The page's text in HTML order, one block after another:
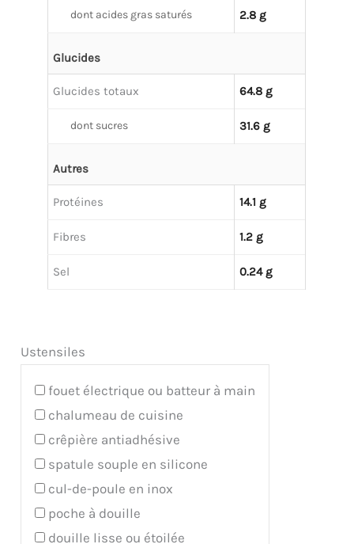
dont acides gras saturés 2.8 g
Glucides
Glucides totaux 64.8 g
dont sucres 31.6 g
Autres
Protéines 14.1 g
Fibres 1.2 g
Sel 0.24 g
Ustensiles
fouet électrique ou batteur à main
chalumeau de cuisine
crêpière antiadhésive
spatule souple en silicone
cul-de-poule en inox
poche à douille
douille lisse ou étoilée